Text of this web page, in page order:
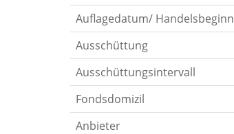
Auflagedatum/ Handelsbeginn
Ausschüttung
Ausschüttungsintervall
Fondsdomizil
Anbieter